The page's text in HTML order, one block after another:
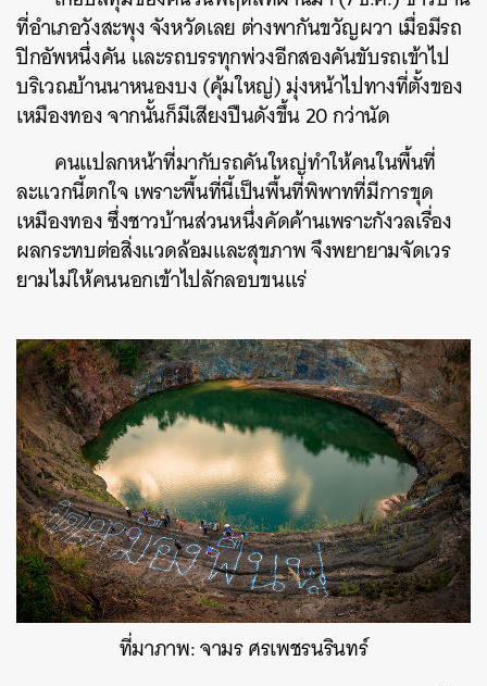
ที่อำเภอวังสะพุง จังหวัดเลย ต่างพากันขวัญผวา เมื่อมีรถ
ปิกอัพหนึ่งคัน และรถบรรทุกพ่วงอีกสองคันขับรถเข้าไป
บริเวณบ้านนาหนองบง (คุ้มใหญ่) มุ่งหน้าไปทางที่ตั้งของ
เหมืองทอง จากนั้นก็มีเสียงปืนดังขึ้น 20 กว่านัด
คนแปลกหน้าที่มากับรถคันใหญ่ทำให้คนในพื้นที่
ละแวกนี้ตกใจ เพราะพื้นที่นี้เป็นพื้นที่พิพาทที่มีการขุด
เหมืองทอง ซึ่งชาวบ้านส่วนหนึ่งคัดค้านเพราะกังวลเรื่อง
ผลกระทบต่อสิ่งแวดล้อมและสุขภาพ จึงพยายามจัดเวร
ยามไม่ให้คนนอกเข้าไปลักลอบขนแร่
ที่มาภาพ: จามร ศรเพชรนรินทร์